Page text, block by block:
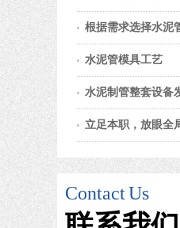
根据需求选择水泥
水泥管模具工艺
水泥制管整套设备
立足本职，放眼全
ContactUs